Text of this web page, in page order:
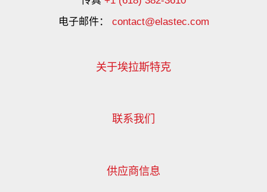
电子邮件： contact@elastec.com
关于埃拉斯特克
联系我们
供应商信息